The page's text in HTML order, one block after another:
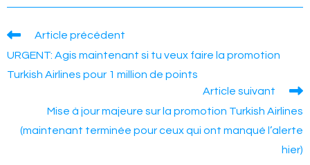
c
e
b
o
o
k
ss
e
n
g
er
p
Li
n
ail er
st
at
A
p
ar
Read
articles
Article précédent
URGENT: Agis maintenant si tu veux faire la promotion
Turkish Airlines pour 1 million de points
Article suivant
Mise à jour majeure sur la promotion Turkish Airlines
(maintenant terminée pour ceux qui ont manqué l’alerte
hier)